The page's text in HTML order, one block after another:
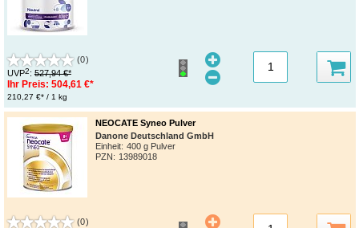
(0)
UVP2: 527,94 €*
Ihr Preis: 504,61 €*
210,27 €* / 1 kg
NEOCATE Syneo Pulver
Danone Deutschland GmbH
Einheit: 400 g Pulver
PZN: 13989018
(0)